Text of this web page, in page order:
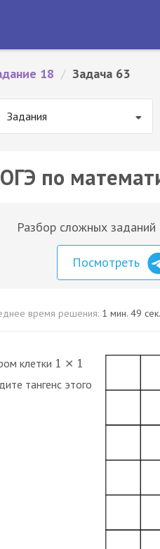
18 / Задача 63
Задания
по
Разбор сложных заданий
Посмотреть
время решения: 1 мин. 49 сек.
клетки 1 × 1
тангенс этого